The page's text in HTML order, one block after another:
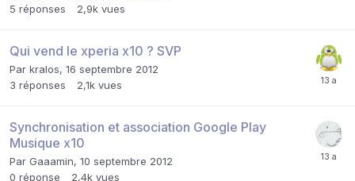
5 réponses 2,9k vues
Qui vend le xperia x10 ? SVP
Par kralos, 16 septembre 2012
3 réponses 2,1k vues
Synchronisation et association Google Play
Musique x10
Par Gaaamin, 10 septembre 2012
0 réponse 2,4k vues